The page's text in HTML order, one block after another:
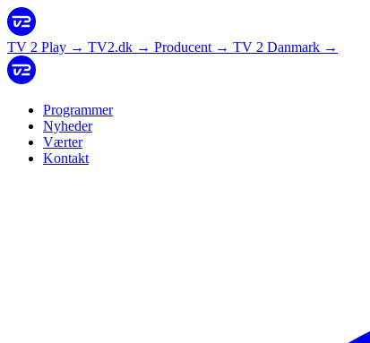
TV 2 Play → TV2.dk → Producent → TV 2 Danmark →
Programmer
Nyheder
Værter
Kontakt